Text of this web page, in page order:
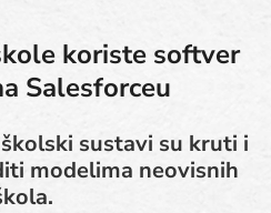
koriste softver
Salesforceu
sustavi su kruti i
modelima neovisnih